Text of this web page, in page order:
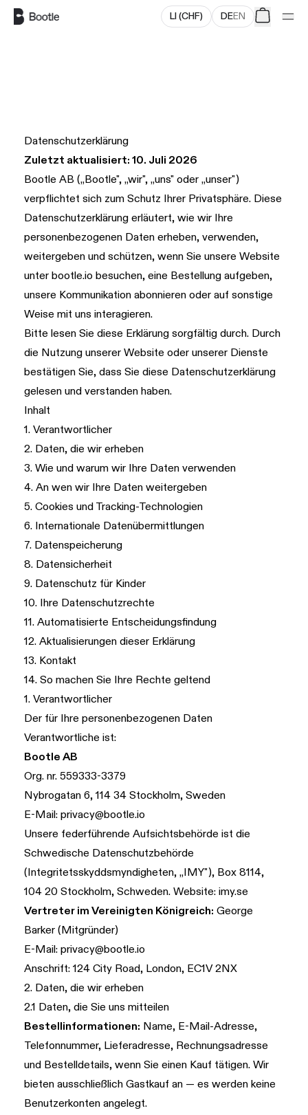
Zum Hauptinhalt springen
LI(CHF) DEEN
Datenschutzerklärung
Zuletzt aktualisiert: 10. Juli 2026
Bootle AB („Bootle", „wir", „uns" oder „unser")
verpflichtet sich zum Schutz Ihrer Privatsphäre. Diese
Datenschutzerklärung erläutert, wie wir Ihre
personenbezogenen Daten erheben, verwenden,
weitergeben und schützen, wenn Sie unsere Website
unterbootle.io besuchen, eine Bestellung aufgeben,
unsere Kommunikation abonnieren oder auf sonstige
Weise mit uns interagieren.
Bitte lesen Sie diese Erklärung sorgfältig durch. Durch
die Nutzung unserer Website oder unserer Dienste
bestätigen Sie, dass Sie diese Datenschutzerklärung
gelesen und verstanden haben.
Inhalt
1. Verantwortlicher
2. Daten, die wir erheben
3. Wie und warum wir Ihre Daten verwenden
4. An wen wir Ihre Daten weitergeben
5. Cookies und Tracking-Technologien
6. Internationale Datenübermittlungen
7. Datenspeicherung
8. Datensicherheit
9. Datenschutz für Kinder
10. Ihre Datenschutzrechte
11. Automatisierte Entscheidungsfindung
12. Aktualisierungen dieser Erklärung
13. Kontakt
14. So machen Sie Ihre Rechte geltend
1. Verantwortlicher
Der für Ihre personenbezogenen Daten
Verantwortliche ist:
Bootle AB
Org. nr. 559333-3379
Nybrogatan 6, 114 34 Stockholm, Sweden
E-Mail:privacy@bootle.io
Unsere federführende Aufsichtsbehörde ist die
Schwedische Datenschutzbehörde
(Integritetsskyddsmyndigheten, „IMY"), Box 8114,
104 20 Stockholm, Schweden. Website:imy.se
Vertreter im Vereinigten Königreich: George
Barker (Mitgründer)
E-Mail:privacy@bootle.io
Anschrift: 124 City Road, London, EC1V 2NX
2. Daten, die wir erheben
2.1 Daten, die Sie uns mitteilen
Bestellinformationen: Name, E-Mail-Adresse,
Telefonnummer, Lieferadresse, Rechnungsadresse
und Bestelldetails, wenn Sie einen Kauf tätigen. Wir
bieten ausschließlich Gastkauf an — es werden keine
Benutzerkonten angelegt.